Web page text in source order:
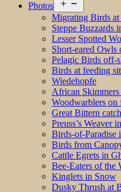
Photos
menu
Migrating Birds
Steppe Buzzards
Lesser Spotted
Short-eared Owls
Pelagic Birds off-
Birds at feeding
Wiedehopfe
African
Woodwarblers
Great Bittern
Preuss’s Weaver
Birds-of-Paradise
Birds from
Cattle Egrets in
Bee-Eaters of the
Kinglets in Snow
Dusky Thrush at